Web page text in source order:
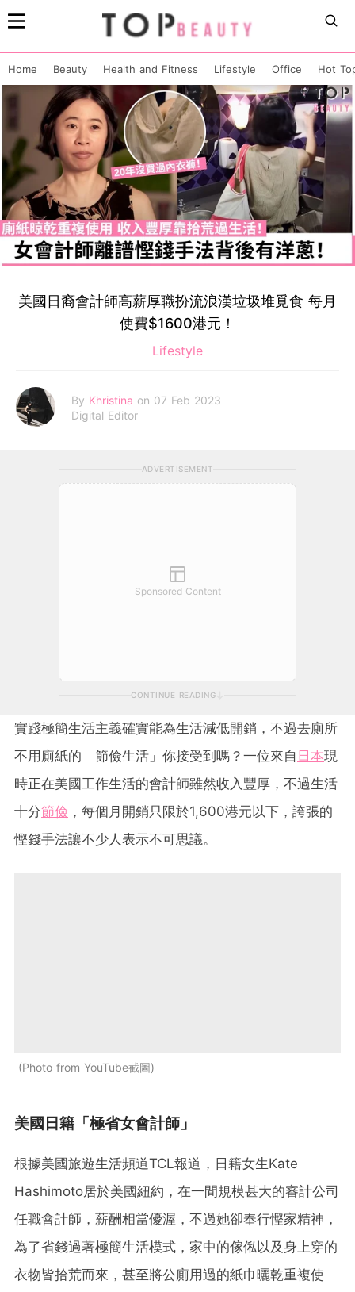
Home Beauty Health and Fitness Lifestyle Office Hot
美國日裔會計師高薪厚職扮流浪漢垃圾堆覓食 每月
使費$1600港元！
Lifestyle
By Khristina on 07 Feb 2023
Digital Editor
ADVERTISEMENT
Sponsored Content
CONTINUE READING
實踐極簡生活主義確實能為生活減低開銷，不過去廁所
不用廁紙的「節儉生活」你接受到嗎？一位來自 日本現
時正在美國工作生活的會計師雖然收入豐厚，不過生活
十分節儉 ，每個月開銷只限於1,600港元以下，誇張的
慳錢手法讓不少人表示不可思議。
Photo from YouTube截圖
美國日籍「極省女會計師」
根據美國旅遊生活頻道TCL報道，日籍女生Kate
Hashimoto居於美國紐約，在一間規模甚大的審計公司
任職會計師，薪酬相當優渥，不過她卻奉行慳家精神，
為了省錢過著極簡生活模式，家中的傢俬以及身上穿的
衣物皆拾荒而來，甚至將公廁用過的紙巾曬乾重複使